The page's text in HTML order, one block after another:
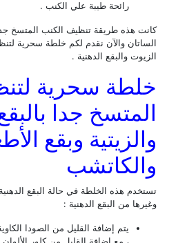
رائحة طيبة علي الكنب .
هذه طريقة تنظيف الكنب المتسخ جدا
والآن نقدم لكم خلطة سحرية لتنظيف
والبقع الدهنية .
سحرية
جدا بالبقع
وبقع الأطعمة
هذه الخلطة في حالة البقع الدهنية وبقع
من البقع الدهنية :
يتم إضافة القليل من الصودا الكاوية علي